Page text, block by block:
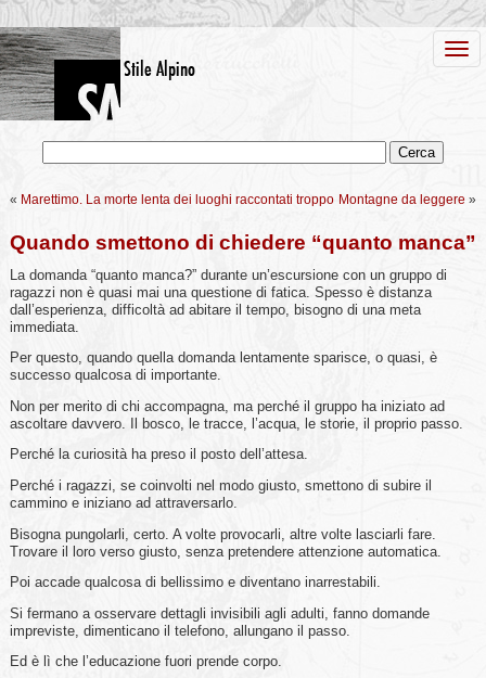
« Marettimo. La morte lenta dei luoghi raccontati troppo Montagne da leggere »
Quando smettono di chiedere “quanto manca”
La domanda “quanto manca?” durante un’escursione con un gruppo di
ragazzi non è quasi mai una questione di fatica. Spesso è distanza
dall’esperienza, difficoltà ad abitare il tempo, bisogno di una meta
immediata.
Per questo, quando quella domanda lentamente sparisce, o quasi, è
successo qualcosa di importante.
Non per merito di chi accompagna, ma perché il gruppo ha iniziato ad
ascoltare davvero. Il bosco, le tracce, l’acqua, le storie, il proprio passo.
Perché la curiosità ha preso il posto dell’attesa.
Perché i ragazzi, se coinvolti nel modo giusto, smettono di subire il
cammino e iniziano ad attraversarlo.
Bisogna pungolarli, certo. A volte provocarli, altre volte lasciarli fare.
Trovare il loro verso giusto, senza pretendere attenzione automatica.
Poi accade qualcosa di bellissimo e diventano inarrestabili.
Si fermano a osservare dettagli invisibili agli adulti, fanno domande
impreviste, dimenticano il telefono, allungano il passo.
Ed è lì che l’educazione fuori prende corpo.